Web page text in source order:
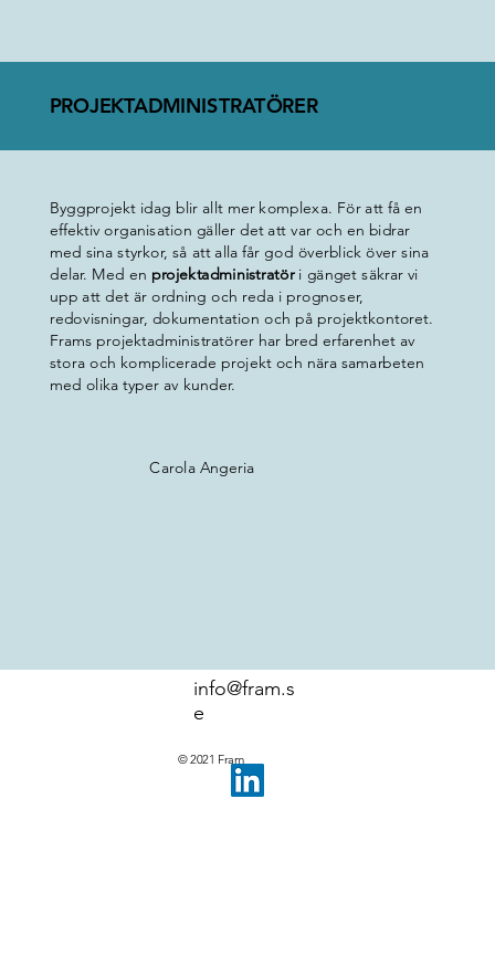
Carola Angeria
Byggprojekt idag blir allt mer komplexa. För att få en
effektiv organisation gäller det att var och en bidrar
med sina styrkor, så att alla får god överblick över sina
delar. Med en projektadministratöri gänget säkrar vi
upp att det är ordning och reda i prognoser,
redovisningar, dokumentation och på projektkontoret.
Frams projektadministratörer har bred erfarenhet av
stora och komplicerade projekt och nära samarbeten
med olika typer av kunder.
PROJEKTADMINISTRATÖRER
© 2021 Fram
info@fram.s
e